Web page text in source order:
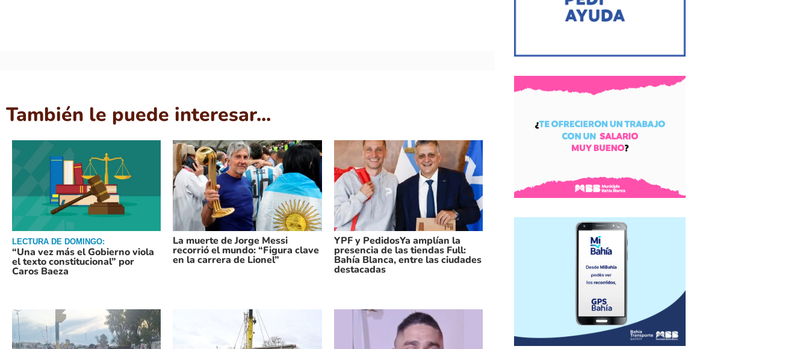
También le puede interesar...
LECTURA DE DOMINGO:
“Una vez más el Gobierno viola
el texto constitucional” por
Caros Baeza
La muerte de Jorge Messi
recorrió el mundo: “Figura clave
en la carrera de Lionel”
YPF y PedidosYa amplían la
presencia de las tiendas Full:
Bahía Blanca, entre las ciudades
destacadas